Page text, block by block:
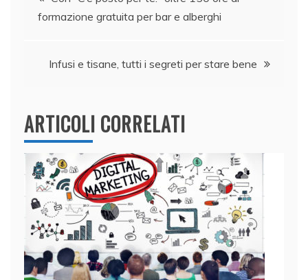
o
p
articoli
formazione gratuita per bar e alberghi
Infusi e tisane, tutti i segreti per stare bene
ARTICOLI CORRELATI